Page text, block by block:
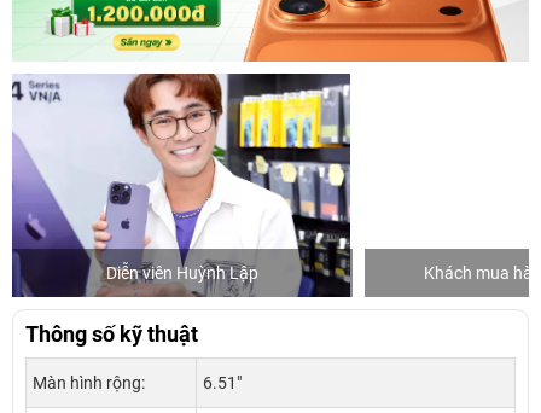
Diễn viên Huỳnh Lập Khách mua
Thông số kỹ thuật
Màn hình rộng: 6.51"